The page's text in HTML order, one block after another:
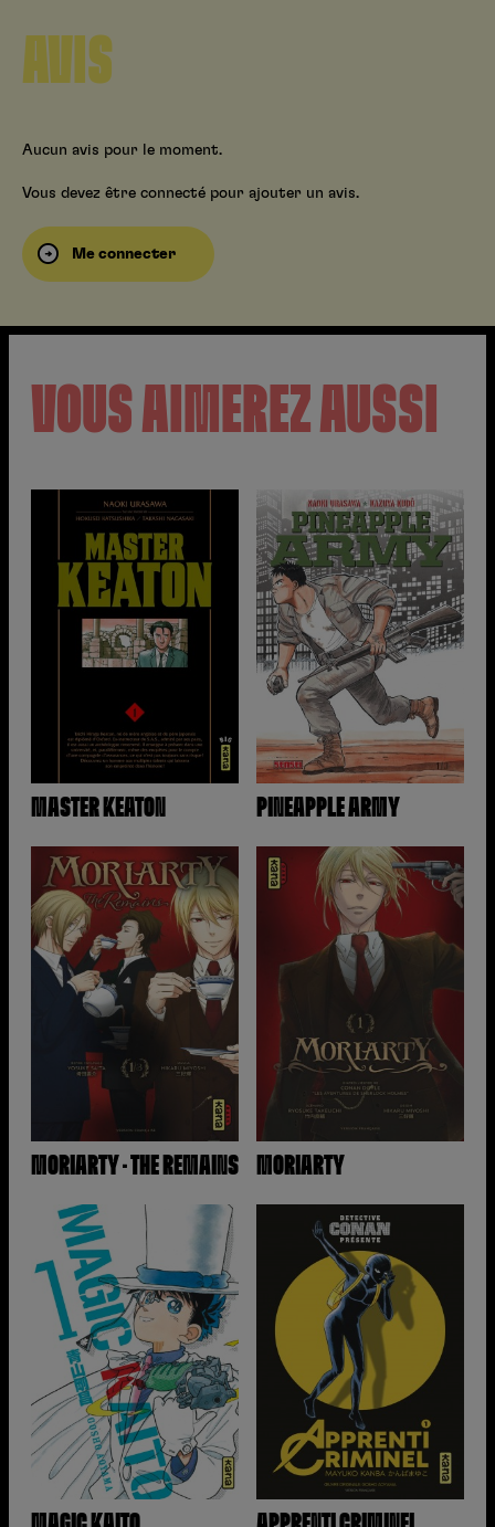
AVIS
Aucun avis pour le moment.
Vous devez être connecté pour ajouter un avis.
Me connecter
VOUS AIMEREZ AUSSI
MASTER KEATON PINEAPPLE ARMY
MORIARTY – THE REMAINS MORIARTY